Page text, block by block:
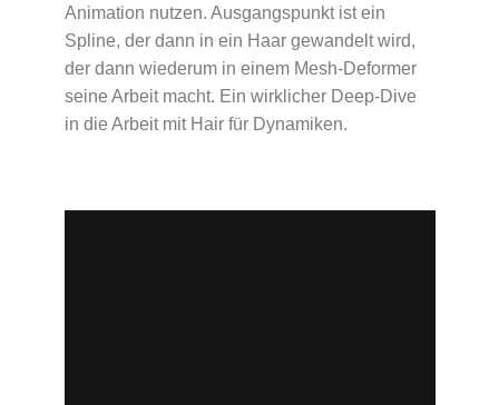
Animation nutzen. Ausgangspunkt ist ein
Spline, der dann in ein Haar gewandelt wird,
der dann wiederum in einem Mesh-Deformer
seine Arbeit macht. Ein wirklicher Deep-Dive
in die Arbeit mit Hair für Dynamiken.